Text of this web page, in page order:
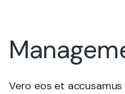
Vero eos et